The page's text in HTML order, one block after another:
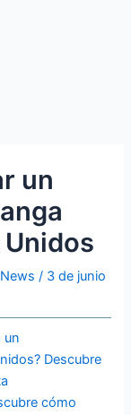
un
News/ 3 de junio
un
Descubre
cómo